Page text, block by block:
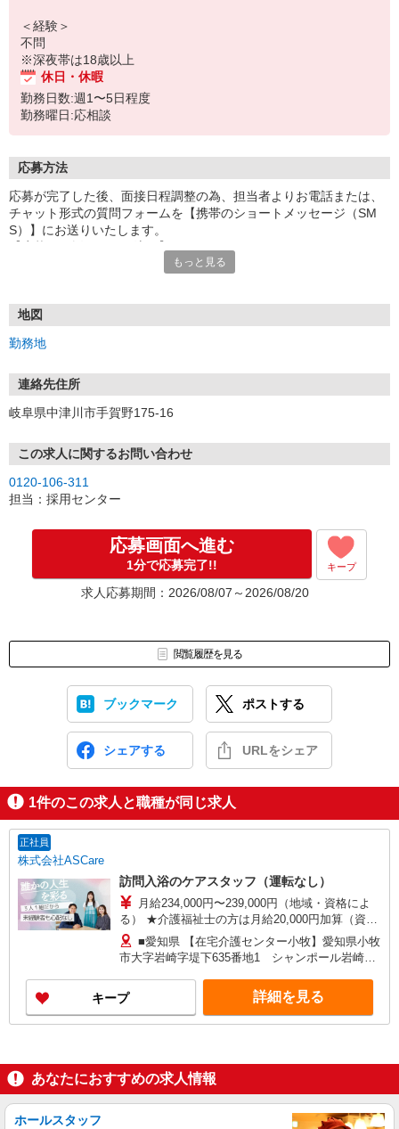
＜経験＞
不問
※深夜帯は18歳以上
休日・休暇
勤務日数:週1〜5日程度
勤務曜日:応相談
応募方法
応募が完了した後、面接日程調整の為、担当者よりお電話または、
チャット形式の質問フォームを【携帯のショートメッセージ（SM
S）】にお送りいたします。
1.応募…Webもしくはお電話より応募ください。
※実技試験はドライバーの職種のみとなります。
もっと見る
地図
勤務地
連絡先住所
岐阜県中津川市手賀野175-16
この求人に関するお問い合わせ
0120-106-311
担当：採用センター
応募画面へ進む
1分で応募完了!! キープ
求人応募期間：2026/08/07～2026/08/20
閲覧履歴を見る
ブックマーク ポストする
シェアする URLをシェア
1件のこの求人と職種が同じ求人
正社員
株式会社ASCare
訪問入浴のケアスタッフ（運転なし）
月給234,000円〜239,000円（地域・資格によ
る） ★介護福祉士の方は月給20,000円加算（資格
手当） 別途交通費支給（30,000円上限／月） 別途
残業手当（月平均残業時間15時間）残業代全額支
給
■愛知県 【在宅介護センター小牧】愛知県小牧
市大字岩崎字堤下635番地1 シャンポール岩崎1
二丁目17番7 ■岐阜県 【在宅介護センター岐阜
北】岐阜県岐阜市白菊町四丁目47番地1 白菊町4
丁目矢島店舗事務所 【在宅介護センター中津川】
重県 【在宅介護センター松阪】三重県松阪市中央
町39番地10
キープ 詳細を見る
あなたにおすすめの求人情報
ホールスタッフ